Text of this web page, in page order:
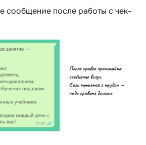
сообщение после работы с чек-